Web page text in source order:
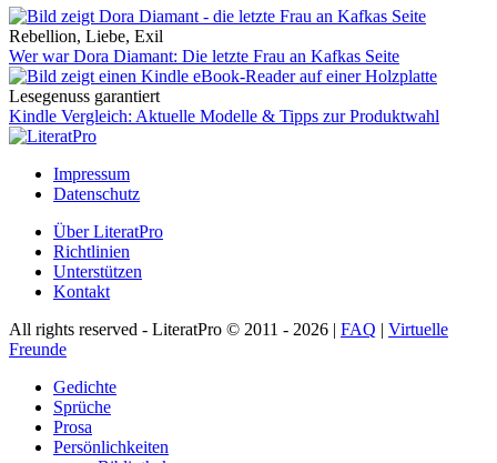
Rebellion, Liebe, Exil
Wer war Dora Diamant: Die letzte Frau an Kafkas Seite
Lesegenuss garantiert
Kindle Vergleich: Aktuelle Modelle & Tipps zur Produktwahl
Impressum
Datenschutz
Über LiteratPro
Richtlinien
Unterstützen
Kontakt
All rights reserved - LiteratPro © 2011 - 2026 | FAQ | Virtuelle
Freunde
Gedichte
Sprüche
Prosa
Persönlichkeiten